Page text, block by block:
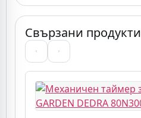
Свързани продукти